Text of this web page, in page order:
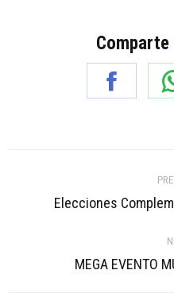
Elecciones
MEGA EVENTO